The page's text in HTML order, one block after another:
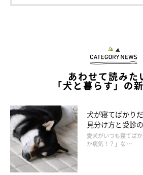
いぬのきもち投稿写真ギャラリー
普段どおり元気で、遊びや食事にも問題
す行動は特に心配のないことが多いと考
あわせて読みた
「犬と暮らす」の
犬が寝てばかり
見分け方と受診
愛犬がいつも寝てば
か病気！？」な …